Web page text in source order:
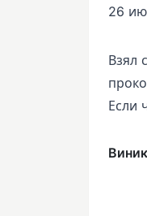
26
Взял
Если